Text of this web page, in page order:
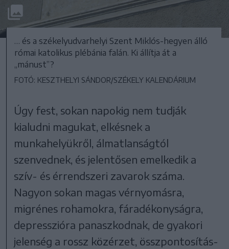
… és a székelyudvarhelyi Szent Miklós-hegyen álló
római katolikus plébánia falán. Ki állítja át a
„mánust”?
FOTÓ: KESZTHELYI SÁNDOR/SZÉKELY KALENDÁRIUM
Úgy fest, sokan napokig nem tudják
kialudni magukat, elkésnek a
munkahelyükről, álmatlanságtól
szenvednek, és jelentősen emelkedik a
szív- és érrendszeri zavarok száma.
Nagyon sokan magas vérnyomásra,
migrénes rohamokra, fáradékonyságra,
depresszióra panaszkodnak, de gyakori
jelenség a rossz közérzet, összpontosítás-